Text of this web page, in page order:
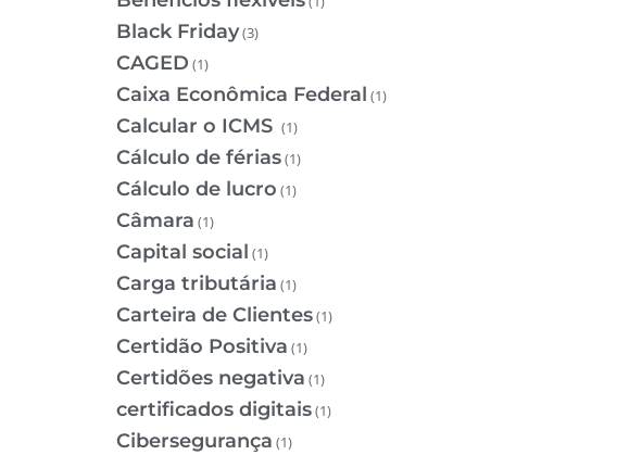
Black Friday(3)
CAGED (1)
Caixa Econômica Federal (1)
Calcular o ICMS (1)
Cálculo de férias(1)
Cálculo de lucro (1)
Câmara (1)
Capital social (1)
Carga tributária (1)
Carteira de Clientes(1)
Certidão Positiva (1)
Certidões negativa (1)
certificados digitais(1)
Cibersegurança (1)